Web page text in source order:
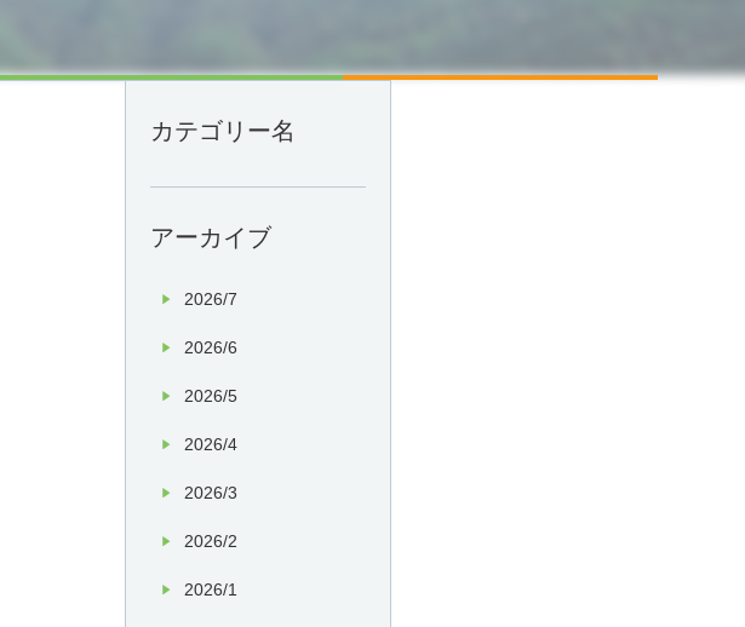
カテゴリー名
アーカイブ
2026/7
2026/6
2026/5
2026/4
2026/3
2026/2
2026/1